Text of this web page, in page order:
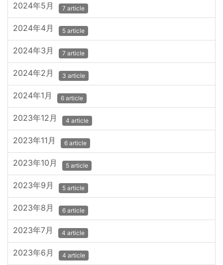
2024年5月 7 article
2024年4月 5 article
2024年3月 7 article
2024年2月 3 article
2024年1月 6 article
2023年12月 4 article
2023年11月 6 article
2023年10月 5 article
2023年9月 5 article
2023年8月 6 article
2023年7月 4 article
2023年6月 4 article